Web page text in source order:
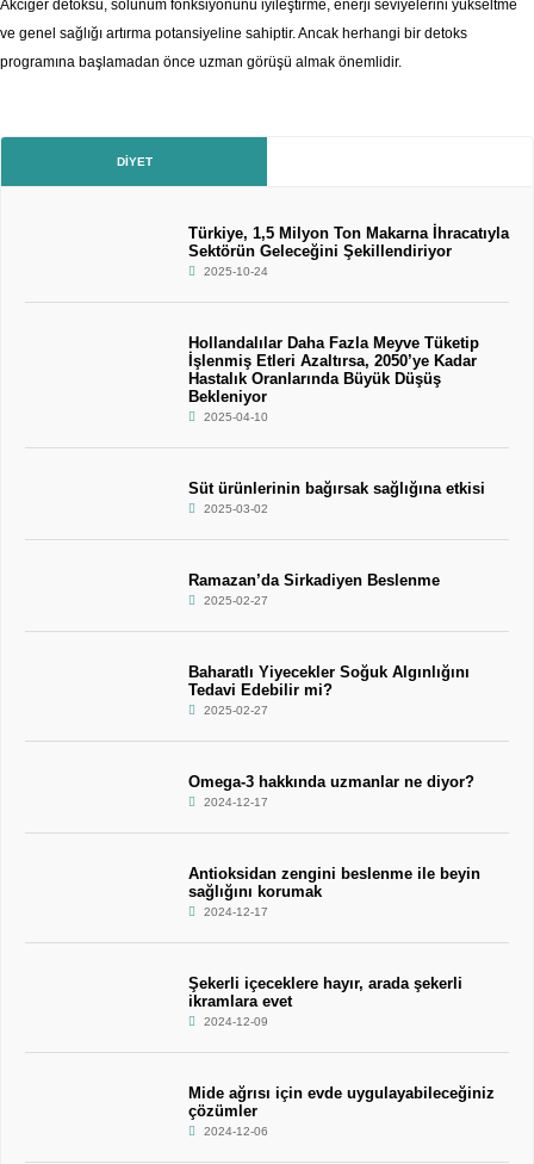
Akciğer detoksu, solunum fonksiyonunu iyileştirme, enerji seviyelerini yükseltme
ve genel sağlığı artırma potansiyeline sahiptir. Ancak herhangi bir detoks
programına başlamadan önce uzman görüşü almak önemlidir.
DIYET
Türkiye, 1,5 Milyon Ton Makarna İhracatıyla
Sektörün Geleceğini Şekillendiriyor
2025-10-24
Hollandalılar Daha Fazla Meyve Tüketip
İşlenmiş Etleri Azaltırsa, 2050’ye Kadar
Hastalık Oranlarında Büyük Düşüş
Bekleniyor
2025-04-10
Süt ürünlerinin bağırsak sağlığına etkisi
2025-03-02
Ramazan’da Sirkadiyen Beslenme
2025-02-27
Baharatlı Yiyecekler Soğuk Algınlığını
Tedavi Edebilir mi?
2025-02-27
Omega-3 hakkında uzmanlar ne diyor?
2024-12-17
Antioksidan zengini beslenme ile beyin
sağlığını korumak
2024-12-17
Şekerli içeceklere hayır, arada şekerli
ikramlara evet
2024-12-09
Mide ağrısı için evde uygulayabileceğiniz
çözümler
2024-12-06